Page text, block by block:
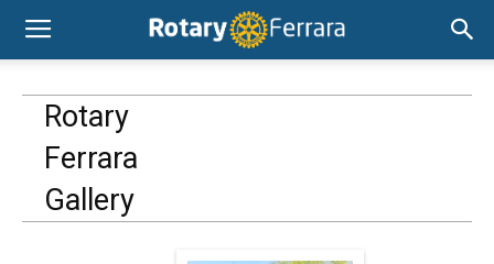
Rotary
Ferrara
Gallery